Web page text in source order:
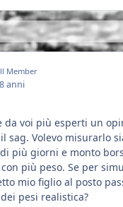
Member
8 anni
da voi più esperti un
sag. Volevo misurarlo
più giorni e monto
più peso. Se per
mio figlio al posto
pesi realistica?